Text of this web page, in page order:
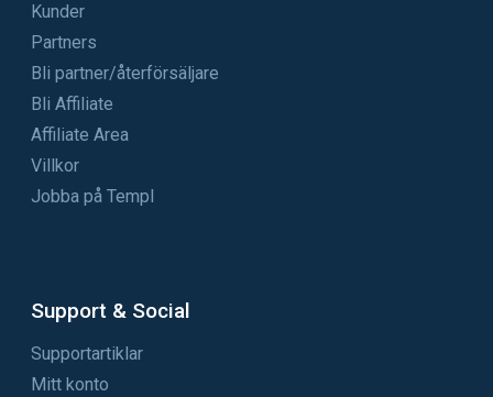
Kunder
Partners
Bli partner/återförsäljare
Bli Affiliate
Affiliate Area
Villkor
Jobba på Templ
Support & Social
Supportartiklar
Mitt konto